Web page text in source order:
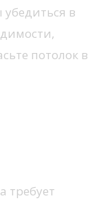
в
потолок в
требует